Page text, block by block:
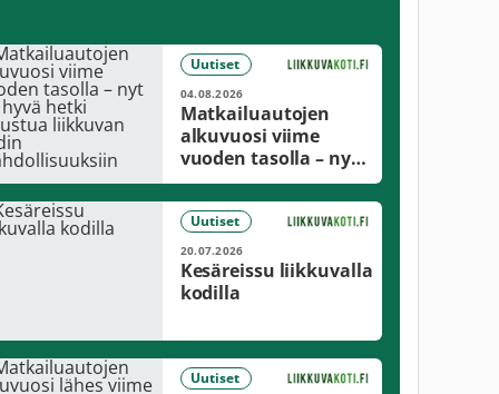
Uutiset
04.08.2026
Matkailuautojen
alkuvuosi viime
vuoden tasolla – nyt
on hyvä hetki
tutustua liikkuvan
kodin
mahdollisuuksiin
Uutiset
20.07.2026
Kesäreissu liikkuvalla
kodilla
Uutiset